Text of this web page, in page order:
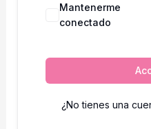
Mantenerme
conectado
¿No tienes una